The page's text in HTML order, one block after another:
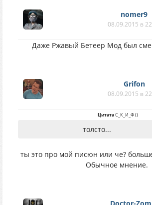
nomer9
08.09.2015 в
Даже Ржавый Бетеер Мод был
Grifon
08.09.2015 в
ЦитатаС_К_И_Ф()
толсто...
ты это про мой писюн или че?
Обычное мнение.